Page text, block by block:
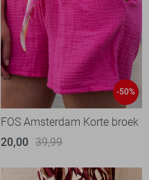
-50%
FOS Amsterdam Korte broek
20,00 39,99